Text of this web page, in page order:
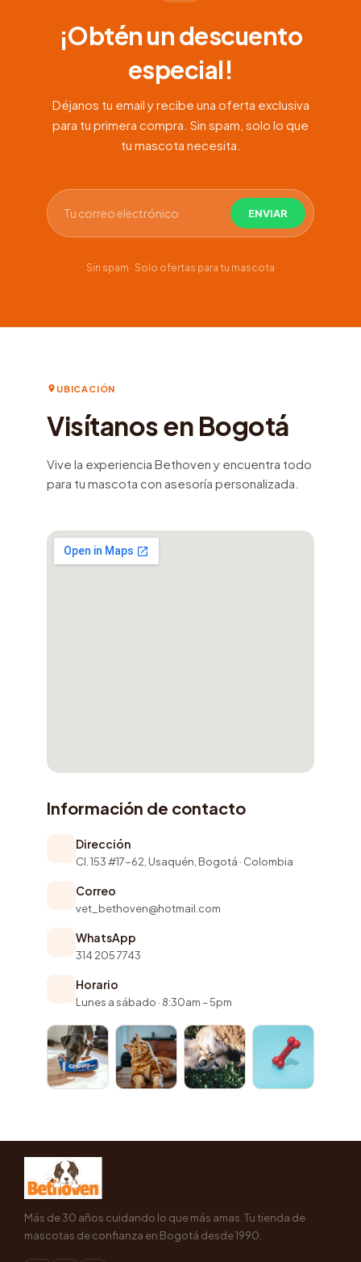
¡Obtén un descuento
especial!
Déjanos tu email y recibe una oferta exclusiva
para tu primera compra. Sin spam, solo lo que
tu mascota necesita.
Sin spam · Solo ofertas para tu mascota
UBICACIÓN
Visítanos en Bogotá
Vive la experiencia Bethoven y encuentra todo
para tu mascota con asesoría personalizada.
Información de contacto
Dirección
Cl. 153 #17-62, Usaquén, Bogotá · Colombia
Correo
vet_bethoven@hotmail.com
WhatsApp
314 205 7743
Horario
Lunes a sábado · 8:30am – 5pm
Más de 30 años cuidando lo que más amas. Tu tienda de
mascotas de confianza en Bogotá desde 1990.